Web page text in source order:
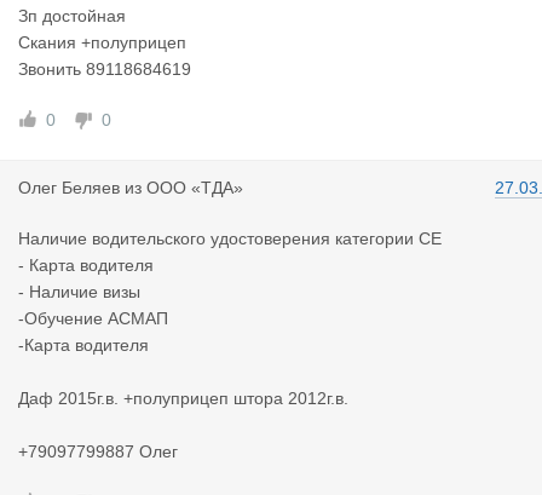
Зп достойная
Скания +полуприцеп
Звонить 89118684619
0 0
Олег Беляев из ООО «ТДА»
Наличие водительского удостоверения категории СЕ
- Карта водителя
- Наличие визы
-Обучение АСМАП
-Карта водителя
Даф 2015г.в. +полуприцеп штора 2012г.в.
+79097799887 Олег